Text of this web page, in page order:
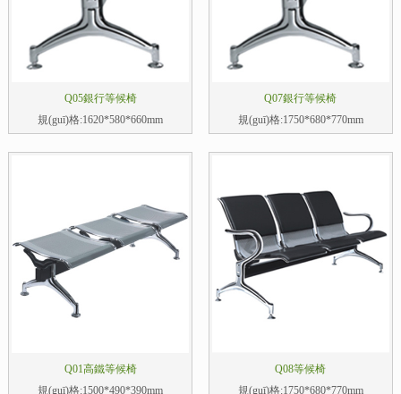
Q05銀行等候椅
規(guī)格:1620*580*660mm
Q07銀行等候椅
規(guī)格:1750*680*770mm
Q01高鐵等候椅
規(guī)格:1500*490*390mm
Q08等候椅
規(guī)格:1750*680*770mm